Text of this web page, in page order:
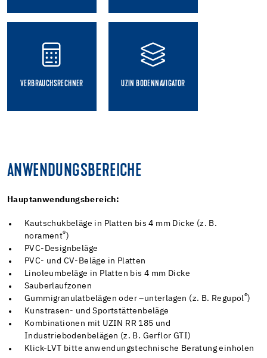
VERBRAUCHSRECHNER UZIN BODENNAVIGATOR
ANWENDUNGSBEREICHE
Hauptanwendungsbereich:
Kautschukbeläge in Platten bis 4 mm Dicke (z. B.
norament® )
PVC-Designbeläge
PVC- und CV-Beläge in Platten
Linoleumbeläge in Platten bis 4 mm Dicke
Sauberlaufzonen
Gummigranulatbelägen oder –unterlagen (z. B. Regupol®)
Kunstrasen- und Sportstättenbeläge
Kombinationen mit UZIN RR 185 und
Industriebodenbelägen (z. B. Gerflor GTI)
Klick-LVT bitte anwendungstechnische Beratung einholen